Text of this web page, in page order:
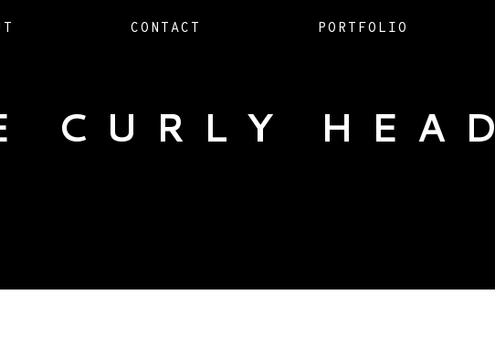
CONTACT PORTFOLIO
CURLY HEAD